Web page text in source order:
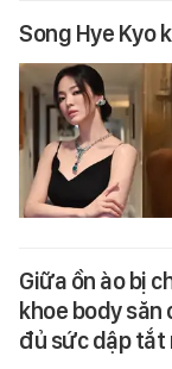
Song Hye Kyo
Giữa ồn ào bị
khoe body săn
đủ sức dập tắt